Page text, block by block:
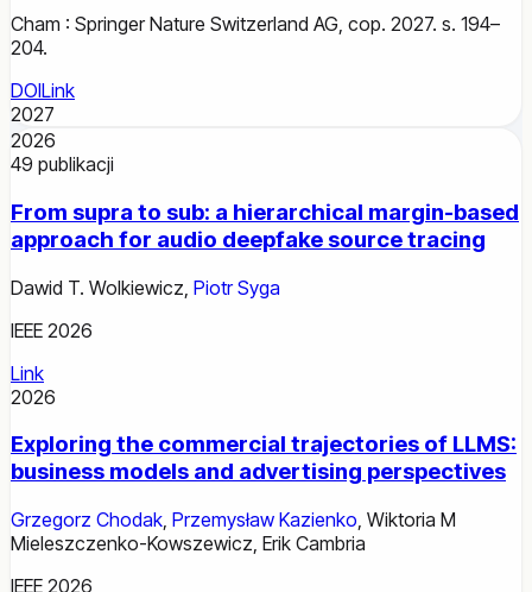
Cham : Springer Nature Switzerland AG, cop. 2027. s. 194–
204.
DOILink
2027
2026
49 publikacji
From supra to sub: a hierarchical margin-based
approach for audio deepfake source tracing
Dawid T. Wolkiewicz Piotr Syga
IEEE 2026
Link
2026
Exploring the commercial trajectories of LLMS:
business models and advertising perspectives
Grzegorz Chodak, Przemysław Kazienko, Wiktoria M
Mieleszczenko-Kowszewicz, Erik Cambria
IEEE 2026